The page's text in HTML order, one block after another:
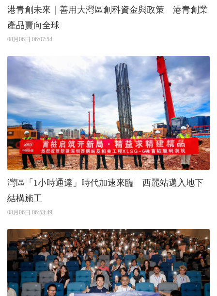
港青創未來｜善用大灣區創科資金與政策 港青創業
產品賣向全球
08月06日 06:07:54
灣區「1小時通達」時代加速來臨 西麗站邁入地下
結構施工
08月06日 06:53:49